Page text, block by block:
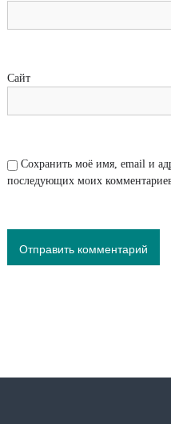
Сайт
Сохранить моё имя, email и
последующих моих